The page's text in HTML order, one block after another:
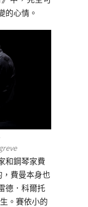
的心情。
和鋼琴家費
，費曼本身也
德．科爾托
。賽依小的